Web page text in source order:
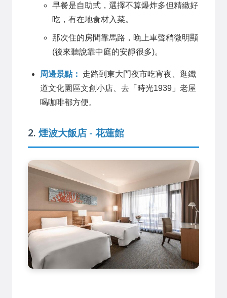
早餐是自助式，選擇不算爆炸多但精緻好
吃，有在地食材入菜。
那次住的房間靠馬路，晚上車聲稍微明顯
(後來聽說靠中庭的安靜很多)。
周邊景點：
走路到東大門夜市吃宵夜、逛鐵
道文化園區文創小店、去「時光1939」老屋
喝咖啡都方便。
2. 煙波大飯店 - 花蓮館